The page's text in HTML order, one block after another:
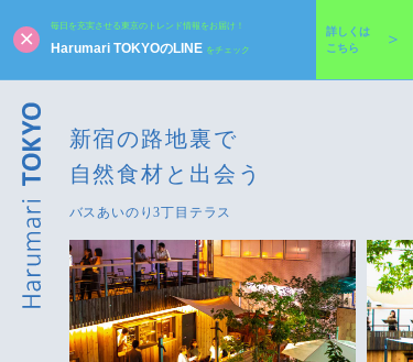
毎日を充実させる東京のトレンド情報をお届け！
Harumari TOKYOのLINE をチェック
詳しくは
こちら
新宿の路地裏で
自然食材と出会う
バスあいのり3丁目テラス